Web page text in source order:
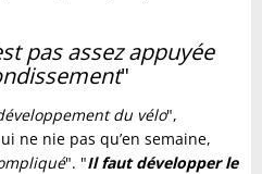
pas assez appuyée
"
du vélo",
ne nie pas qu’en semaine,
". "Il faut développer le